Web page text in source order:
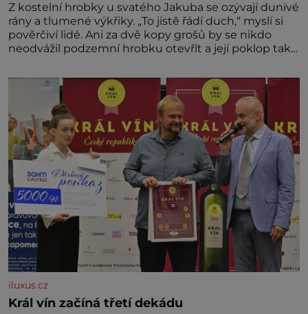
Z kostelní hrobky u svatého Jakuba se ozývají dunivé
rány a tlumené výkřiky. „To jistě řádí duch,“ myslí si
pověrčiví lidé. Ani za dvě kopy grošů by se nikdo
neodvážil podzemní hrobku otevřít a její poklop tak
divné burácení skutečně ustane. Když o mnoho let
později hrobku
iluxus.cz
Král vín začíná třetí dekádu